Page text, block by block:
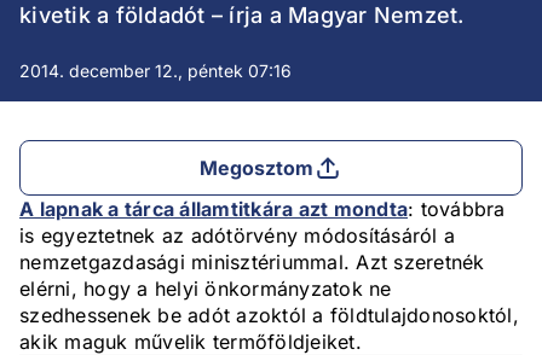
kivetik a földadót – írja a Magyar Nemzet.
2014. december 12., péntek 07:16
Megosztom
A lapnak a tárca államtitkára azt mondta: továbbra
is egyeztetnek az adótörvény módosításáról a
nemzetgazdasági minisztériummal. Azt szeretnék
elérni, hogy a helyi önkormányzatok ne
szedhessenek be adót azoktól a földtulajdonosoktól,
akik maguk művelik termőföldjeiket.